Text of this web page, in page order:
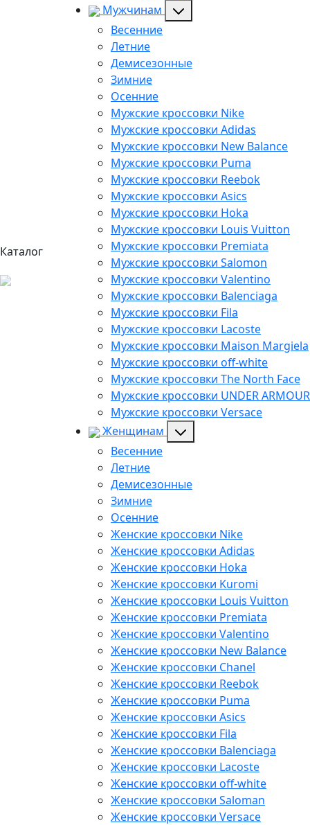
Каталог
Мужчинам
Весенние
Летние
Демисезонные
Зимние
Осенние
Мужские кроссовки Nike
Мужские кроссовки Adidas
Мужские кроссовки New Balance
Мужские кроссовки Puma
Мужские кроссовки Reebok
Мужские кроссовки Asics
Мужские кроссовки Hoka
Мужские кроссовки Louis Vuitton
Мужские кроссовки Premiata
Мужские кроссовки Salomon
Мужские кроссовки Valentino
Мужские кроссовки Balenciaga
Мужские кроссовки Fila
Мужские кроссовки Lacoste
Мужские кроссовки Maison Margiela
Мужские кроссовки off-white
Мужские кроссовки The North Face
Мужские кроссовки UNDER ARMOUR
Мужские кроссовки Versace
Женщинам
Весенние
Летние
Демисезонные
Зимние
Осенние
Женские кроссовки Nike
Женские кроссовки Adidas
Женские кроссовки Hoka
Женские кроссовки Kuromi
Женские кроссовки Louis Vuitton
Женские кроссовки Premiata
Женские кроссовки Valentino
Женские кроссовки New Balance
Женские кроссовки Chanel
Женские кроссовки Reebok
Женские кроссовки Puma
Женские кроссовки Asics
Женские кроссовки Fila
Женские кроссовки Balenciaga
Женские кроссовки Lacoste
Женские кроссовки off-white
Женские кроссовки Saloman
Женские кроссовки Versace